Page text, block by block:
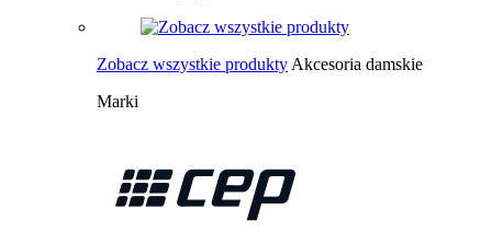
Zobacz wszystkie produkty Akcesoria damskie
Marki